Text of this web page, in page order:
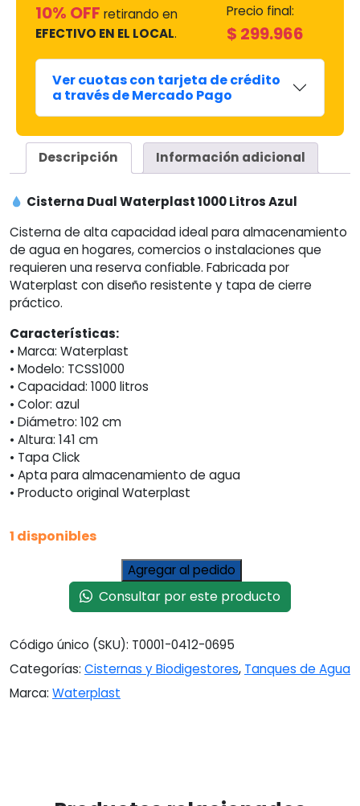
10% OFF retirando en
EFECTIVO EN EL LOCAL.
Precio final:
$ 299.966
Ver cuotas con tarjeta de crédito
a través de Mercado Pago
Descripción Información adicional
Cisterna Dual Waterplast 1000 Litros Azul
Cisterna de alta capacidad ideal para almacenamiento
de agua en hogares, comercios o instalaciones que
requieren una reserva confiable. Fabricada por
Waterplast con diseño resistente y tapa de cierre
práctico.
Características:
• Marca: Waterplast
• Modelo: TCSS1000
• Capacidad: 1000 litros
• Color: azul
• Diámetro: 102 cm
• Altura: 141 cm
• Tapa Click
• Apta para almacenamiento de agua
• Producto original Waterplast
1 disponibles
Cisterna
Dual
De
-
Waterplast
Azul
Marino
Agregar al pedido
Consultar por este producto
Código único (SKU): T0001-0412-0695
Categorías: Cisternas y Biodigestores, Tanques de Agua
Marca: Waterplast